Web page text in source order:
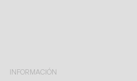
INFORMACIÓN